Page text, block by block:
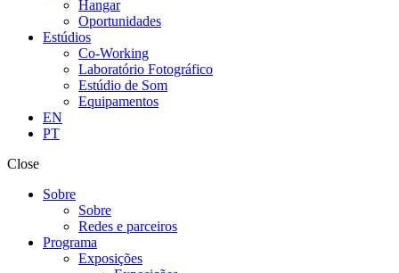
Hangar
Oportunidades
Estúdios
Co-Working
Laboratório Fotográfico
Estúdio de Som
Equipamentos
EN
PT
Close
Sobre
Sobre
Redes e parceiros
Programa
Exposições